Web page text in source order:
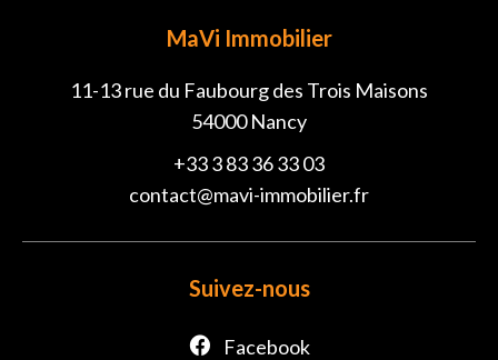
MaVi Immobilier
11-13 rue du Faubourg des Trois Maisons
54000Nancy
+33 3 83 36 33 03
contact@mavi-immobilier.fr
Suivez-nous
Facebook